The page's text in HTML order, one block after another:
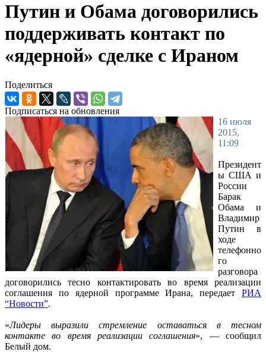
Путин и Обама договорились
поддерживать контакт по
«ядерной» сделке с Ираном
Поделиться
Подписаться на обновления
16 июля
2015,
11:09
Президент
ы США и
России
Барак
Обама и
Владимир
Путин в
ходе
телефонно
го
разговора
договорились тесно контактировать во время реализации
соглашения по ядерной программе Ирана, передает РИА
“Новости”.
«Лидеры выразили стремление оставаться в тесном
контакте во время реализации соглашения», — сообщил
Белый дом.